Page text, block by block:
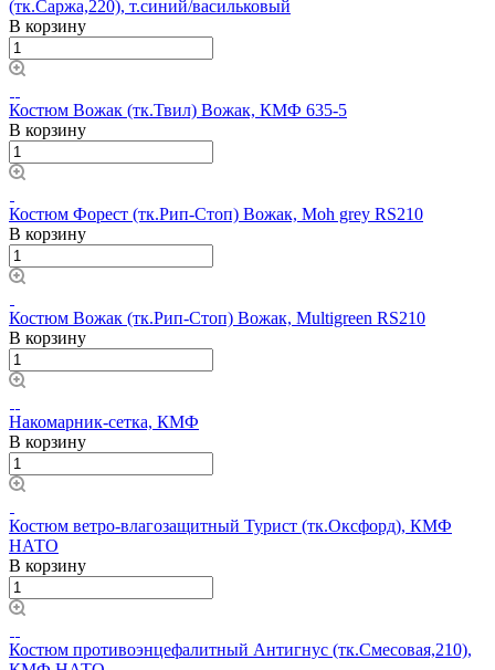
(тк.Саржа,220), т.синий/васильковый
В корзину
Костюм Вожак (тк.Твил) Вожак, КМФ 635-5
В корзину
Костюм Форест (тк.Рип-Стоп) Вожак, Моh grey RS210
В корзину
Костюм Вожак (тк.Рип-Стоп) Вожак, Multigreen RS210
В корзину
Накомарник-сетка, КМФ
В корзину
Костюм ветро-влагозащитный Турист (тк.Оксфорд), КМФ
НАТО
В корзину
Костюм противоэнцефалитный Антигнус (тк.Смесовая,210),